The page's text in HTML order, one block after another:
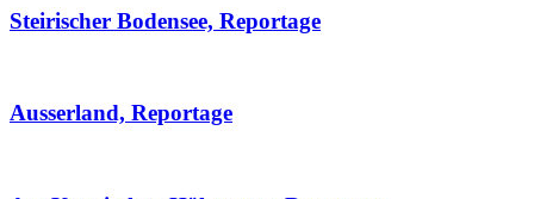
Steirischer Bodensee, Reportage
Ausserland, Reportage